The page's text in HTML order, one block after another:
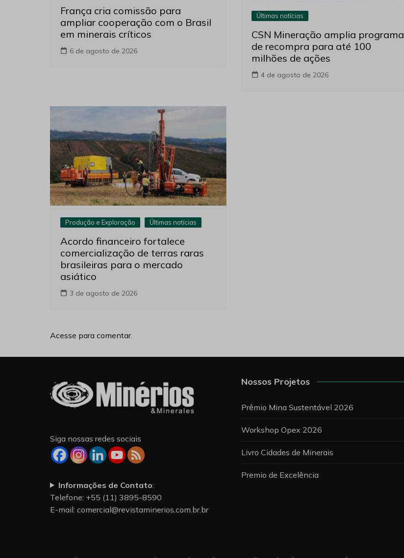
França cria comissão para
ampliar cooperação com o Brasil
em minerais críticos
6 de agosto de 2026
Últimas notícias
CSN Mineração amplia programa
de recompra para até 100
milhões de ações
4 de agosto de 2026
Produção e Exploração Últimas notícias
Acordo financeiro fortalece
comercialização de terras raras
brasileiras para o mercado
asiático
3 de agosto de 2026
Acesse para comentar.
Siga nossas redes sociais
Informações de Contato:
Telefone: +55 (11) 3895-8590
E-mail: comercial@revistaminerios.com.br.br
Nossos Projetos
Prêmio Mina Sustentável 2026
Workshop Opex 2026
Livro Cidades de Minerais
Premio de Excelência